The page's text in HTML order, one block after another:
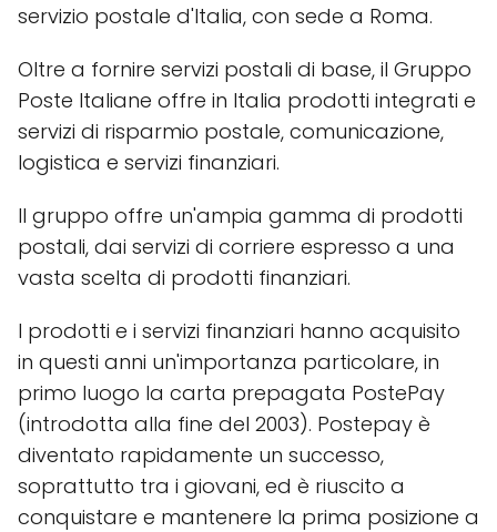
servizio postale d'Italia, con sede a Roma.
Oltre a fornire servizi postali di base, il Gruppo
Poste Italiane offre in Italia prodotti integrati e
servizi di risparmio postale, comunicazione,
logistica e servizi finanziari.
Il gruppo offre un'ampia gamma di prodotti
postali, dai servizi di corriere espresso a una
vasta scelta di prodotti finanziari.
I prodotti e i servizi finanziari hanno acquisito
in questi anni un'importanza particolare, in
primo luogo la carta prepagata PostePay
(introdotta alla fine del 2003). Postepay è
diventato rapidamente un successo,
soprattutto tra i giovani, ed è riuscito a
conquistare e mantenere la prima posizione a